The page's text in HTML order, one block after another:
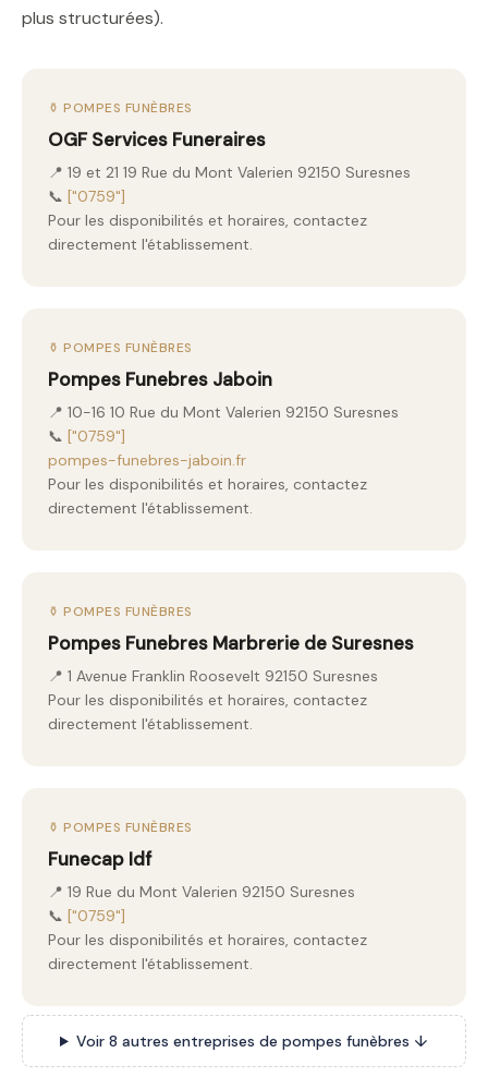
plus structurées).
⚱️ POMPES FUNÈBRES
OGF Services Funeraires
📍 19 et 21 19 Rue du Mont Valerien 92150 Suresnes
📞 ["0759"]
Pour les disponibilités et horaires, contactez
directement l'établissement.
⚱️ POMPES FUNÈBRES
Pompes Funebres Jaboin
📍 10-16 10 Rue du Mont Valerien 92150 Suresnes
📞 ["0759"]
pompes-funebres-jaboin.fr
Pour les disponibilités et horaires, contactez
directement l'établissement.
⚱️ POMPES FUNÈBRES
Pompes Funebres Marbrerie de Suresnes
📍 1 Avenue Franklin Roosevelt 92150 Suresnes
Pour les disponibilités et horaires, contactez
directement l'établissement.
⚱️ POMPES FUNÈBRES
Funecap Idf
📍 19 Rue du Mont Valerien 92150 Suresnes
📞 ["0759"]
Pour les disponibilités et horaires, contactez
directement l'établissement.
Voir 8 autres entreprises de pompes funèbres ↓